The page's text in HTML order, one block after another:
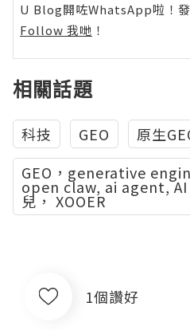
U Blog開咗WhatsApp啦！發
Follow 我哋 ！
相關話題
科技 GEO 原生
GEO，generative
open claw, ai agent, AI
兒， XOOER
1個讚好